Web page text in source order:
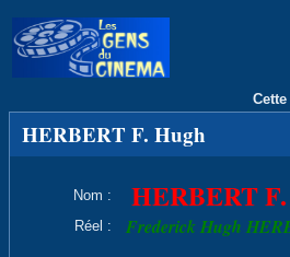
HERBERT F. Hugh
Nom : HERBERT
Réel : Frederick Hugh